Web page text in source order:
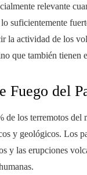
relevante
suficientemente
la actividad de los
que también tienen
Fuego del
de los terremotos
y geológicos. Los
y las erupciones